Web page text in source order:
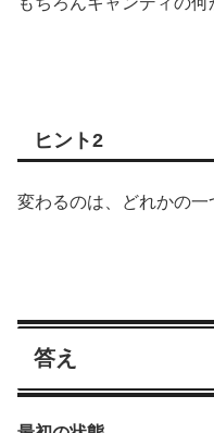
ヒント2
変わるのは、どれかの一
答え